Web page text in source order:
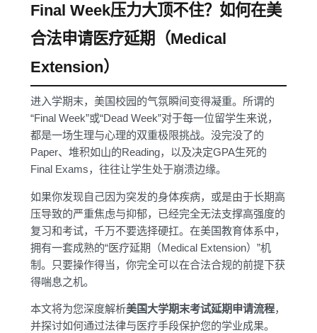
Final Week压力大顶不住？如何在美
合法申请医疗延期（Medical
Extension）
进入学期末，美国校园的气氛瞬间变得凝重。所谓的
“Final Week”或“Dead Week”对于每一位留学生来说，
都是一场生理与心理的双重极限挑战。没完没了的
Paper、堆积如山的Reading，以及决定GPA生死的
Final Exams，往往让学生处于崩溃边缘。
如果你发现自己因为突发的身体疾病，或是由于长期高
压导致的严重焦虑与抑郁，已经完全无法支撑高强度的
复习和考试，千万不要选择硬扛。在美国教育体系中，
拥有一套成熟的“医疗延期（Medical Extension）”机
制。只要操作得当，你完全可以在合法合规的前提下获
得喘息之机。
本文将为您深度解析美国大学期末考试延期申请流程，
并探讨如何通过法律与医疗手段保护您的学业成果。